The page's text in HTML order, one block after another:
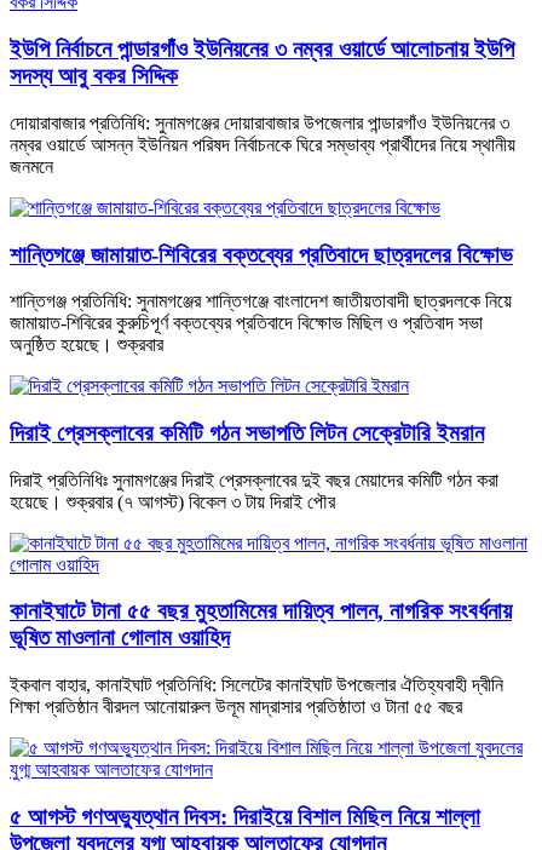
ইউপি নির্বাচনে পান্ডারগাঁও ইউনিয়নের ৩ নম্বর ওয়ার্ডে আলোচনায় ইউপি
সদস্য আবু বকর সিদ্দিক
দোয়ারাবাজার প্রতিনিধি: সুনামগঞ্জের দোয়ারাবাজার উপজেলার পান্ডারগাঁও ইউনিয়নের ৩
নম্বর ওয়ার্ডে আসন্ন ইউনিয়ন পরিষদ নির্বাচনকে ঘিরে সম্ভাব্য প্রার্থীদের নিয়ে স্থানীয়
জনমনে
শান্তিগঞ্জে জামায়াত-শিবিরের বক্তব্যের প্রতিবাদে ছাত্রদলের বিক্ষোভ
শান্তিগঞ্জ প্রতিনিধি: সুনামগঞ্জের শান্তিগঞ্জে বাংলাদেশ জাতীয়তাবাদী ছাত্রদলকে নিয়ে
জামায়াত-শিবিরের কুরুচিপূর্ণ বক্তব্যের প্রতিবাদে বিক্ষোভ মিছিল ও প্রতিবাদ সভা
অনুষ্ঠিত হয়েছে। শুক্রবার
দিরাই প্রেসক্লাবের কমিটি গঠন সভাপতি লিটন সেক্রেটারি ইমরান
দিরাই প্রতিনিধিঃ সুনামগঞ্জের দিরাই প্রেসক্লাবের দুই বছর মেয়াদের কমিটি গঠন করা
হয়েছে। শুক্রবার (৭ আগস্ট) বিকেল ৩ টায় দিরাই পৌর
কানাইঘাটে টানা ৫৫ বছর মুহতামিমের দায়িত্ব পালন, নাগরিক সংবর্ধনায়
ভূষিত মাওলানা গোলাম ওয়াহিদ
ইকবাল বাহার, কানাইঘাট প্রতিনিধি: সিলেটের কানাইঘাট উপজেলার ঐতিহ্যবাহী দ্বীনি
শিক্ষা প্রতিষ্ঠান বীরদল আনোয়ারুল উলূম মাদ্রাসার প্রতিষ্ঠাতা ও টানা ৫৫ বছর
৫ আগস্ট গণঅভ্যুত্থান দিবস: দিরাইয়ে বিশাল মিছিল নিয়ে শাল্লা
উপজেলা যুবদলের যুগ্ম আহবায়ক আলতাফের যোগদান